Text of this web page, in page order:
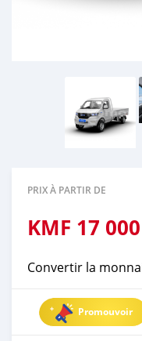
PRIX À PARTIR DE
KMF 17
Convertir la
Promouvoir